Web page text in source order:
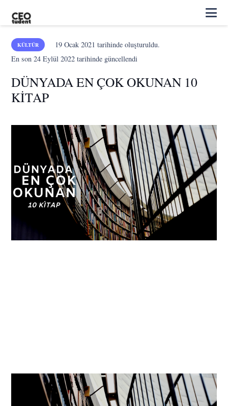
KÜLTÜR 19 Ocak 2021 tarihinde oluşturuldu.
En son24 Eylül 2022 tarihinde güncellendi
DÜNYADA EN ÇOK OKUNAN 10
KİTAP